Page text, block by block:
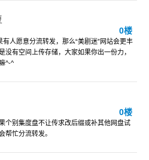
0楼
人愿意分流转发，那么“美剧迷”网站会更丰
没有空间上传存储，大家如果你出一份力，
^-^
0楼
个别集度盘不让传求改后缀或补其他网盘试
帮忙分流转发。